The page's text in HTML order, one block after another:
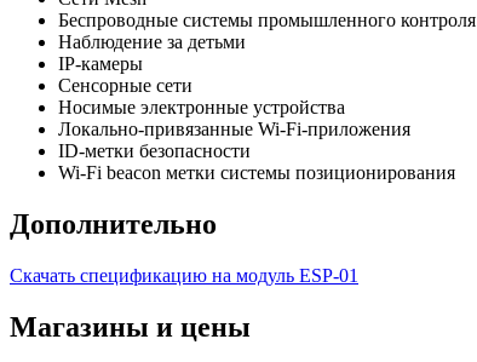
Беспроводные системы промышленного контроля
Наблюдение за детьми
IP-камеры
Сенсорные сети
Носимые электронные устройства
Локально-привязанные Wi-Fi-приложения
ID-метки безопасности
Wi-Fi beacon метки системы позиционирования
Дополнительно
Скачать спецификацию на модуль ESP-01
Магазины и цены